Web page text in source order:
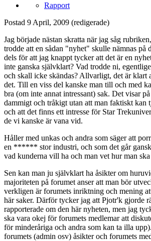
Rapport
Postad 9 April, 2009 (redigerade)
Jag började nästan skratta när jag såg
trodde att en sådan "nyhet" skulle nämnas på
dels för att jag knappt tycker att det är en
inte ganska självklart? Vad trodde ni,
och skall icke skändas? Allvarligt, det är klart
det. Till en viss del kanske man till och med
bra (om inte annat intressant) sak. Det visar
dammigt och tråkigt utan att man faktiskt kan
och att det finns ett intresse för Star
de vi kanske är vana vid.
Håller med unkas och andra som säger att
en ****** stor industri, och som det går
vad kunderna vill ha och man vet hur man ska
Sen kan man ju självklart ha åsikter om
majoriteten på forumet anser att man bör
verkligen är forumets inriktning och mening
här saker. Därför tycker jag att Pjotr'k gjorde
rapporterade om den här nyheten, men jag
ska vara okej för forumets medlemar att
för minderåriga och andra som kan ta illa
forumets (admin osv) åsikter och forumets